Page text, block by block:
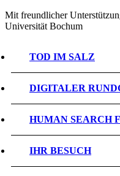
Mit freundlicher
Universität Bochum
TOD IM SALZ
DIGITALER
HUMAN SEARCH
IHR BESUCH